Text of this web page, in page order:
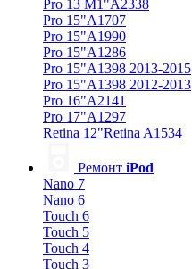
Pro 13 M1"A2338
Pro 15"A1707
Pro 15"A1990
Pro 15"A1286
Pro 15"A1398 2013-2015
Pro 15"A1398 2012-2013
Pro 16"A2141
Pro 17"A1297
Retina 12"Retina A1534
Ремонт iPod
Nano 7
Nano 6
Touch 6
Touch 5
Touch 4
Touch 3